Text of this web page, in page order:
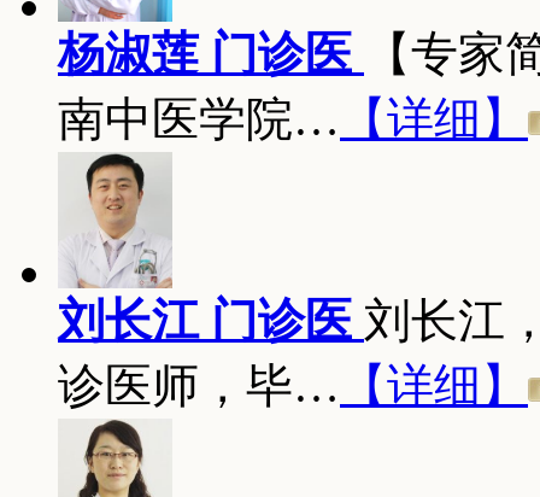
杨淑莲 门诊医
【专家
南中医学院… 【详细】
刘长江 门诊医 刘长江
诊医师，毕… 【详细】